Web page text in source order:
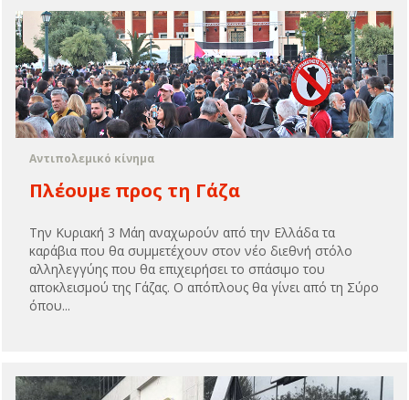
Αντιπολεμικό κίνημα
Πλέουμε προς τη Γάζα
Την Κυριακή 3 Μάη αναχωρούν από την Ελλάδα τα
καράβια που θα συμμετέχουν στον νέο διεθνή στόλο
αλληλεγγύης που θα επιχειρήσει το σπάσιμο του
αποκλεισμού της Γάζας. Ο απόπλους θα γίνει από τη Σύρο
όπου...